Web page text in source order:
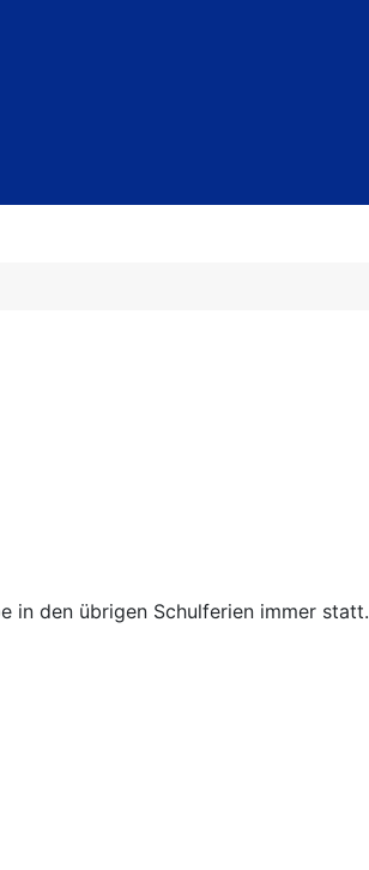
in den übrigen Schulferien immer statt.